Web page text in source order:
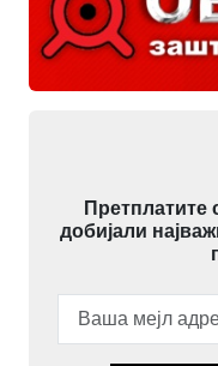
Претплатите
добијали